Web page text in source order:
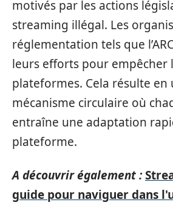
motivés par les actions
streaming illégal. Les
réglementation tels que
leurs efforts pour empêcher
plateformes. Cela résulte en
mécanisme circulaire où
entraîne une adaptation
plateforme.
A découvrir également :
guide pour naviguer dans